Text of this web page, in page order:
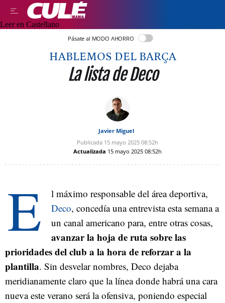
Leer en Castellano
Pásate al MODO AHORRO
HABLEMOS DEL BARÇA
La lista de Deco
Javier Miguel
Publicada 15 mayo 2025 08:52h
Actualizada 15 mayo 2025 08:52h
E
l máximo responsable del área deportiva,
Deco, concedía una entrevista esta semana a
un canal americano para, entre otras cosas,
avanzar la hoja de ruta sobre las
prioridades del club a la hora de reforzar a la
plantilla. Sin desvelar nombres, Deco dejaba
meridianamente claro que la línea donde habrá una cara
nueva este verano será la ofensiva, poniendo especial